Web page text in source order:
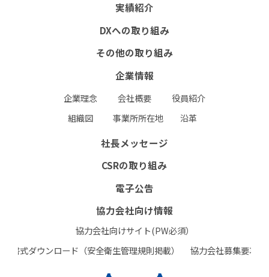
協力会社向け情報
協力会社向けサイト(PW必須）
書式ダウンロード（安全衛生管理規則掲載）
個人情報保護方針
お問い合わせフォーム
実績紹介
DXへの取り組み
その他の取り組み
企業情報
企業理念 会社概要
役員紹介
組織図
事業所所在地 沿革
社長メッセージ
CSRの取り組み
電子公告
協力会社向け情報
協力会社向けサイト(PW必須）
書式ダウンロード（安全衛生管理規則掲載）
協力会社募集要項